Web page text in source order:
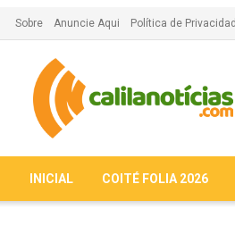
Sobre Anuncie Aqui Política de
INICIAL COITÉ FOLIA 2026